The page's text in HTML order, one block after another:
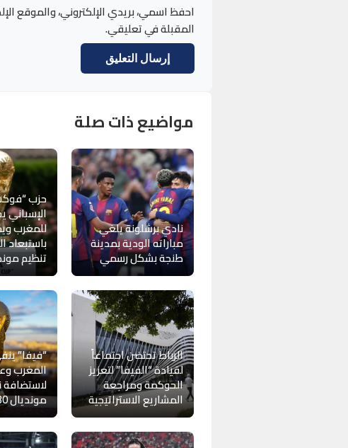
احفظ اسمي، بريدي الإلكتروني، والموقع
المقبلة في تعليقي.
مواضيع ذات صلة
نادي برشلونة يلغي
مباراته الودية بمدينة
طنجة بشكل رسمي
حزب
الإسباني
للمغرب
باستبعاد
تنظيم
الرباط تحتضن اجتماعاً
لقيادة “الفيفا” لتعزيز
الحوكمة ومراجعة
المشاريع الاستراتيجية
“فيفا”
المغرب
لاستضافة
مونديال 2030